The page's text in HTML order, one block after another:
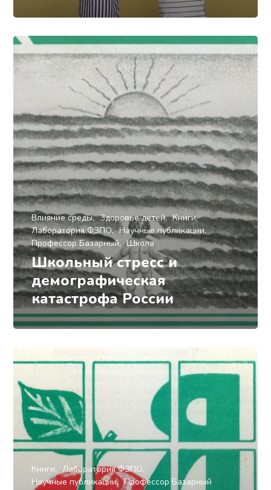
Влияние среды Здоровье детей
Книги
Лаборатория ФЗПО
Научные публикации
Профессор Базарный
Школа
Школьный стресс и
демографическая
катастрофа России
Книги
Лаборатория ФЗПО
Научные публикации
Профессор Базарный